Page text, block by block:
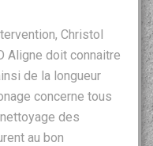
Christol
Aligne doit connaitre
de la longueur
concerne tous
des
au bon